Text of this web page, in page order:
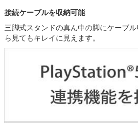
接続ケーブルを収納可能
三脚式スタンドの真ん中の脚にケーブ
ら見てもキレイに見えます。